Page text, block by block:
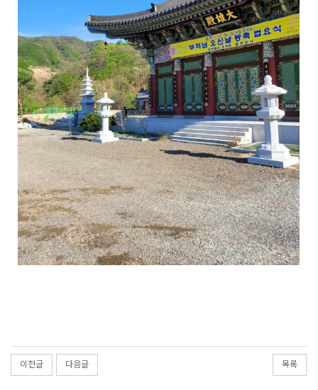
이전글 다음글 목록